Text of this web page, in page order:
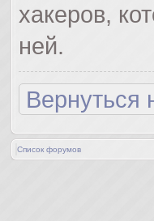
хакеров,
ней.
Вернуться
Список форумов